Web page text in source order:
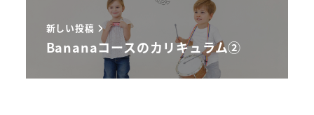
新しい投稿
Bananaコースのカリキュラム②